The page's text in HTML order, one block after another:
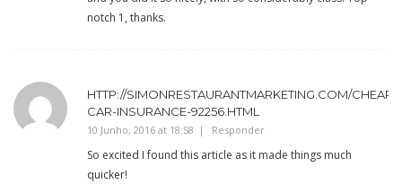
notch 1, thanks.
HTTP://SIMONRESTAURANTMARKETING.COM/CHEAP-
CAR-INSURANCE-92256.HTML
10 Junho, 2016 at 18:58 Responder
So excited I found this article as it made things much
quicker!